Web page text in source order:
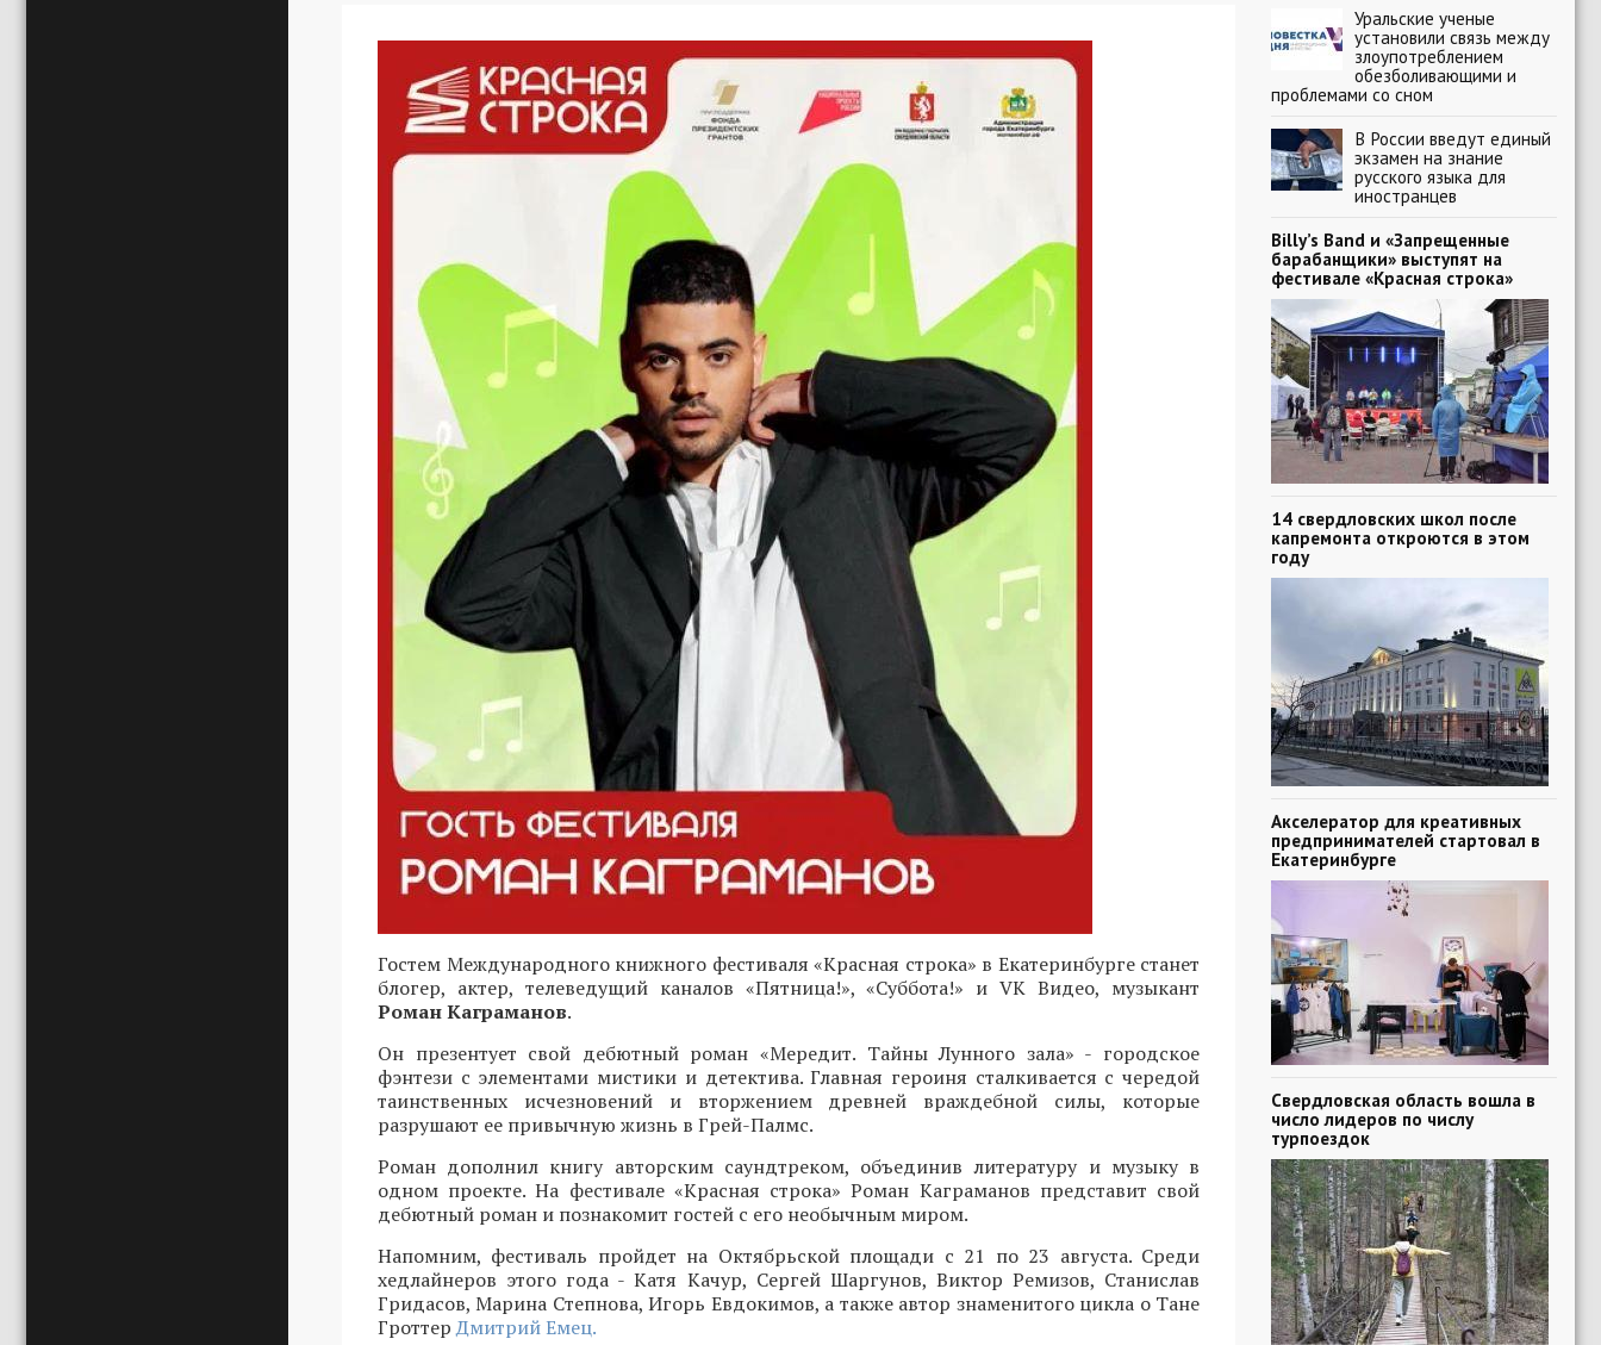
Гостем Международного книжного фестиваля «Красная строка» в Екатеринбурге станет
блогер, актер, телеведущий каналов «Пятница!», «Суббота!» и VK Видео, музыкант
Роман Каграманов.
Он презентует свой дебютный роман «Мередит. Тайны Лунного зала» - городское
фэнтези с элементами мистики и детектива. Главная героиня сталкивается с чередой
таинственных исчезновений и вторжением древней враждебной силы, которые
разрушают ее привычную жизнь в Грей-Палмс.
Роман дополнил книгу авторским саундтреком, объединив литературу и музыку в
одном проекте. На фестивале «Красная строка» Роман Каграманов представит свой
дебютный роман и познакомит гостей с его необычным миром.
Напомним, фестиваль пройдет на Октябрьской площади с 21 по 23 августа. Среди
хедлайнеров этого года - Катя Качур, Сергей Шаргунов, Виктор Ремизов, Станислав
Гридасов, Марина Степнова, Игорь Евдокимов, а также автор знаменитого цикла о Тане
ГроттерДмитрий Емец.
Уральские ученые
установили связь между
злоупотреблением
обезболивающими и
проблемами со сном
В России введут единый
экзамен на знание
русского языка для
иностранцев
Billy’s Band и «Запрещенные
барабанщики» выступят на
фестивале «Красная строка»
14 свердловских школ после
капремонта откроются в этом
году
Акселератор для креативных
предпринимателей стартовал в
Екатеринбурге
Свердловская область вошла в
число лидеров по числу
турпоездок